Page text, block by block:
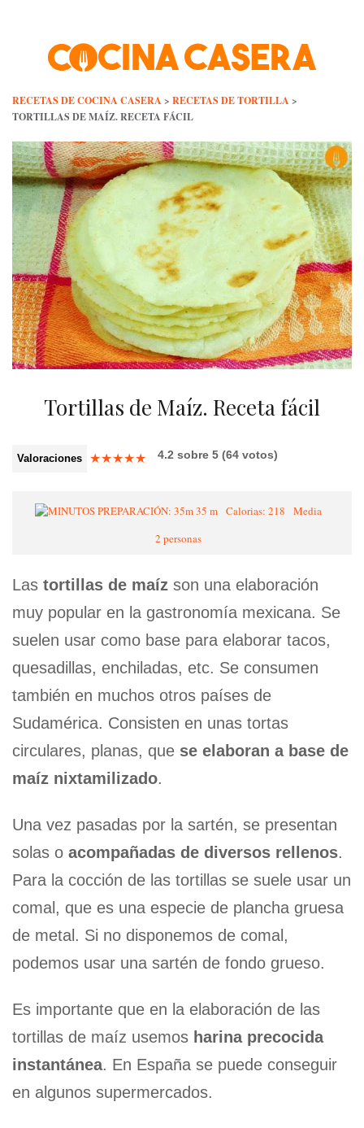
RECETAS DE COCINA CASERA > RECETAS DE TORTILLA >
TORTILLAS DE MAÍZ. RECETA FÁCIL
Tortillas de Maíz. Receta fácil
Valoraciones ★★★★★ 4.2 sobre 5 (64 votos)
35 m Calorias: 218
Media
2 personas
Las tortillas de maíz son una elaboración
muy popular en la gastronomía mexicana. Se
suelen usar como base para elaborar tacos,
quesadillas, enchiladas, etc. Se consumen
también en muchos otros países de
Sudamérica. Consisten en unas tortas
circulares, planas, que se elaboran a base de
maíz nixtamilizado.
Una vez pasadas por la sartén, se presentan
solas o acompañadas de diversos rellenos.
Para la cocción de las tortillas se suele usar un
comal, que es una especie de plancha gruesa
de metal. Si no disponemos de comal,
podemos usar una sartén de fondo grueso.
Es importante que en la elaboración de las
tortillas de maíz usemos harina precocida
instantánea. En España se puede conseguir
en algunos supermercados.